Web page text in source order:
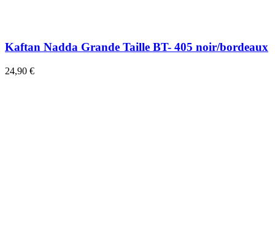
Kaftan Nadda Grande Taille BT- 405 noir/bordeaux
24,90 €